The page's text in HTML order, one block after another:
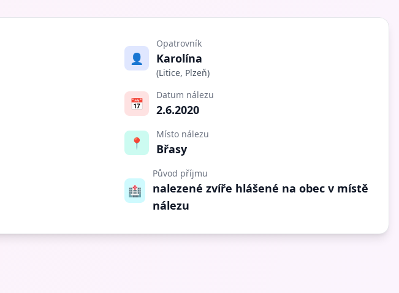
👤
Opatrovník
Karolína
(Litice, Plzeň)
📅
Datum nálezu
2.6.2020
📍
Místo nálezu
Břasy
🏥
Původ příjmu
nalezené zvíře hlášené na obec v místě
nálezu